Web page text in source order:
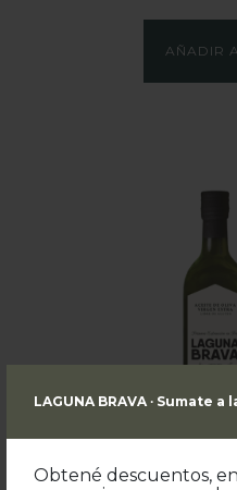
LAGUNA BRAVA ∙ Sumate
Obtené descuentos,
AÑADIR